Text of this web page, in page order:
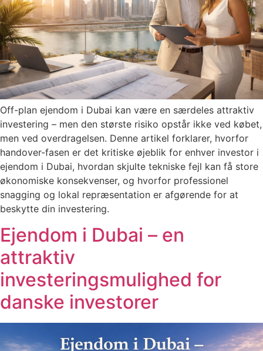
Off-plan ejendom i Dubai kan være en særdeles attraktiv
investering – men den største risiko opstår ikke ved købet,
men ved overdragelsen. Denne artikel forklarer, hvorfor
handover-fasen er det kritiske øjeblik for enhver investor i
ejendom i Dubai, hvordan skjulte tekniske fejl kan få store
økonomiske konsekvenser, og hvorfor professionel
snagging og lokal repræsentation er afgørende for at
beskytte din investering.
Ejendom i Dubai – en
attraktiv
investeringsmulighed for
danske investorer